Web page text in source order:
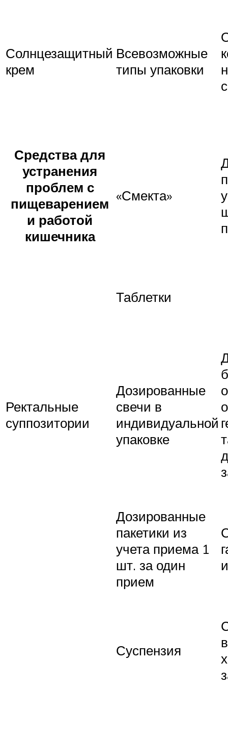
Солнцезащитный
крем
Всевозможные
типы упаковки
Средства для
устранения
проблем с
пищеварением
и работой
кишечника
«Смекта»
Таблетки
Ректальные
суппозитории
Дозированные
свечи в
индивидуальной
упаковке
Дозированные
пакетики из
учета приема 1
шт. за один
прием
Суспензия